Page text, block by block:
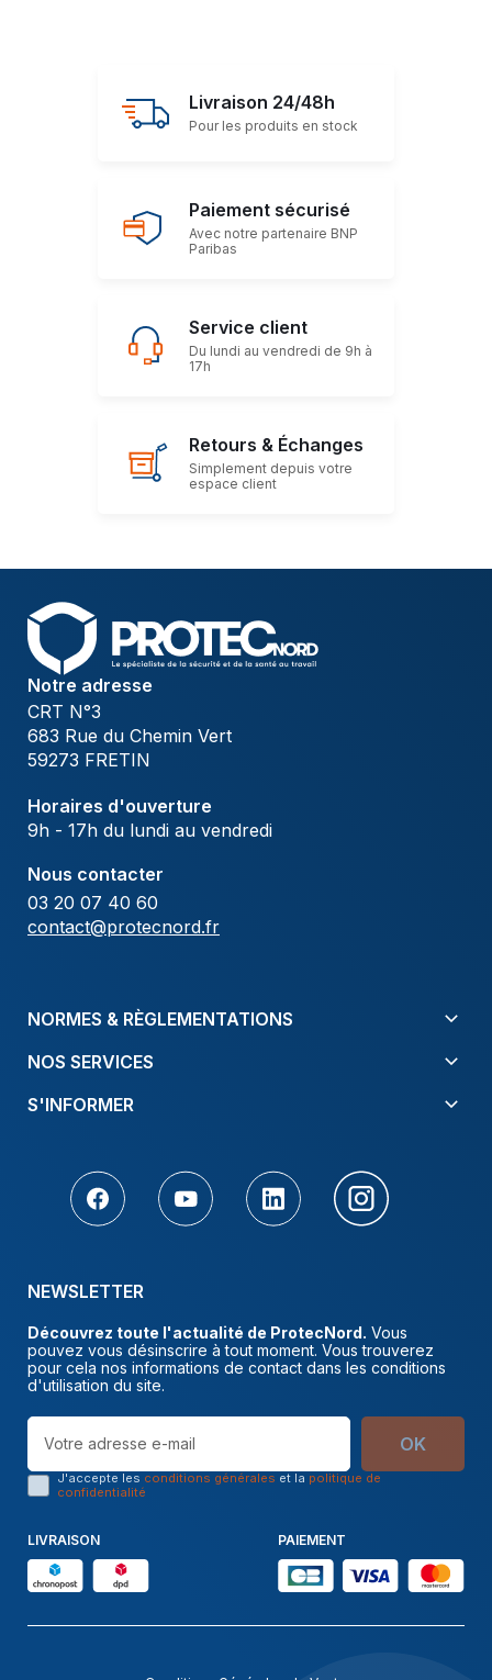
Livraison 24/48h
Pour les produits en stock
Paiement sécurisé
Avec notre partenaire BNP
Paribas
Service client
Du lundi au vendredi de 9h à
17h
Retours & Échanges
Simplement depuis votre
espace client
Notre adresse
CRT N°3
683 Rue du Chemin Vert
59273 FRETIN
Horaires d'ouverture
9h - 17h du lundi au vendredi
Nous contacter
03 20 07 40 60
contact@protecnord.fr
NORMES & RÈGLEMENTATIONS
NOS SERVICES
S'INFORMER
NEWSLETTER
Découvrez toute l'actualité de ProtecNord. Vous
pouvez vous désinscrire à tout moment. Vous trouverez
pour cela nos informations de contact dans les conditions
d'utilisation du site.
OK
J'accepte les conditions générales et la politique de
confidentialité
LIVRAISON PAIEMENT